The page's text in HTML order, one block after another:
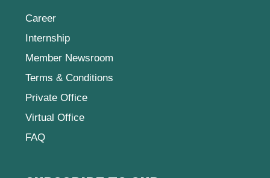
Career
Internship
Member Newsroom
Terms & Conditions
Private Office
Virtual Office
FAQ